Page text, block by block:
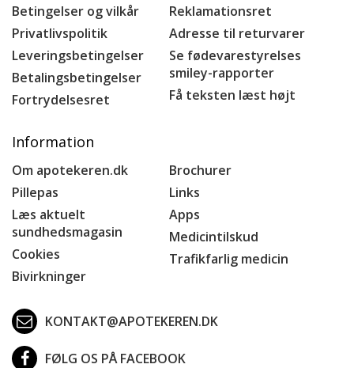
Betingelser og vilkår
Privatlivspolitik
Leveringsbetingelser
Betalingsbetingelser
Fortrydelsesret
Reklamationsret
Adresse til returvarer
Se fødevarestyrelses
smiley-rapporter
Få teksten læst højt
Information
Om apotekeren.dk
Pillepas
Læs aktuelt
sundhedsmagasin
Cookies
Bivirkninger
Brochurer
Links
Apps
Medicintilskud
Trafikfarlig medicin
KONTAKT@APOTEKEREN.DK
FØLG OS PÅ FACEBOOK